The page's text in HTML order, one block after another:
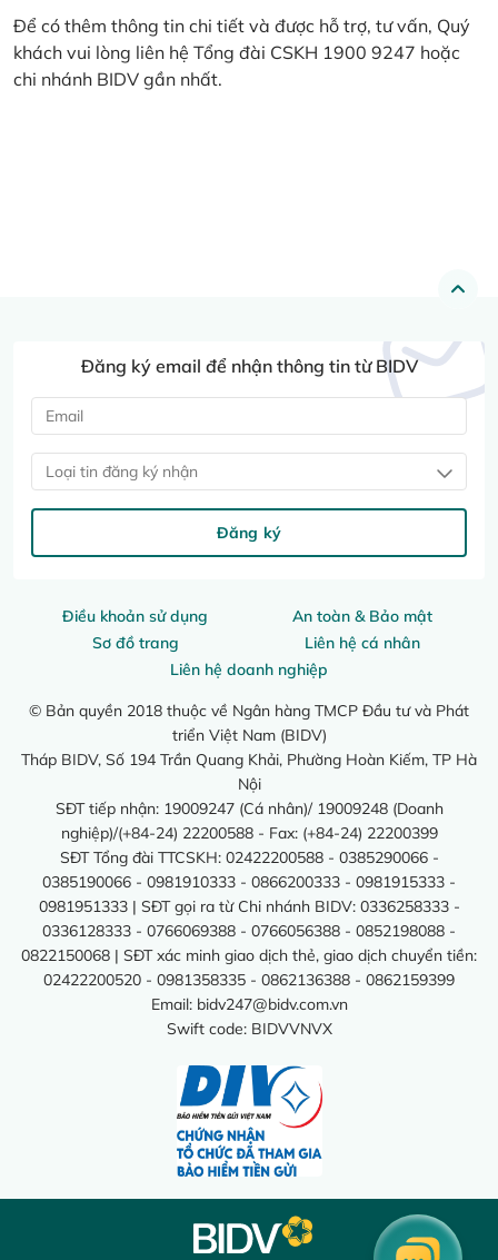
Để có thêm thông tin chi tiết và được hỗ trợ, tư vấn, Quý
khách vui lòng liên hệ Tổng đài CSKH 1900 9247 hoặc
chi nhánh BIDV gần nhất.
Điều khoản sử dụng
An toàn & Bảo mật
Sơ đồ trang
Liên hệ cá nhân
Liên hệ doanh nghiệp
© Bản quyền 2018 thuộc về Ngân hàng TMCP Đầu tư và Phát
triển Việt Nam (BIDV)
Tháp BIDV, Số 194 Trần Quang Khải, Phường Hoàn Kiếm, TP Hà
Nội
SĐT tiếp nhận: 19009247 (Cá nhân)/ 19009248 (Doanh
nghiệp)/(+84-24) 22200588 - Fax: (+84-24) 22200399
SĐT Tổng đài TTCSKH: 02422200588 - 0385290066 -
0385190066 - 0981910333 - 0866200333 - 0981915333 -
0981951333 | SĐT gọi ra từ Chi nhánh BIDV: 0336258333 -
0336128333 - 0766069388 - 0766056388 - 0852198088 -
0822150068 | SĐT xác minh giao dịch thẻ, giao dịch chuyển tiền:
02422200520 - 0981358335 - 0862136388 - 0862159399
Email: bidv247@bidv.com.vn
Swift code: BIDVVNVX
Đăng ký email để nhận thông tin từ BIDV
Loại tin đăng ký nhận
Đăng ký